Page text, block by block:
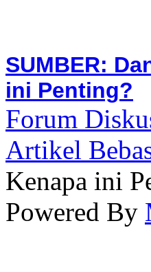
SUMBER:
ini Penting?
Forum
Artikel
Kenapa ini
Powered By